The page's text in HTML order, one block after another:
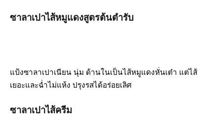
ซาลาเปาไส้หมูแดงสูตรต้นตำรับ
แป้งซาลาเปาเนียน นุ่ม ด้านในเป็นไส้หมูแดงหั่นเต๋า แต่ไส้
เยอะและฉ่ำไม่แห้ง ปรุงรสได้อร่อยเลิศ
ซาลาเปาไส้ครีม